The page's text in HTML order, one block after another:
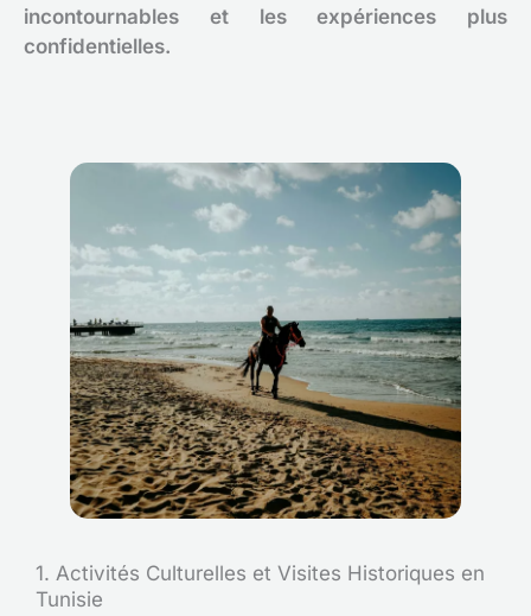
incontournables et les expériences plus
confidentielles.
1. Activités Culturelles et Visites Historiques en
Tunisie